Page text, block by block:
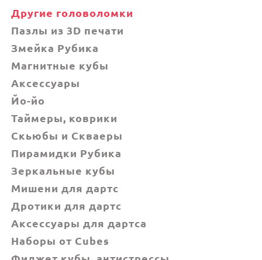
Другие головоломки
Пазлы из 3D печати
Змейка Рубика
Магнитные кубы
Аксессуары
Йо-йо
Таймеры, коврики
Скьюбы и Скваеры
Пирамидки Рубика
Зеркальные кубы
Мишени для дартс
Дротики для дартс
Аксессуары для дартса
Наборы от Cubes